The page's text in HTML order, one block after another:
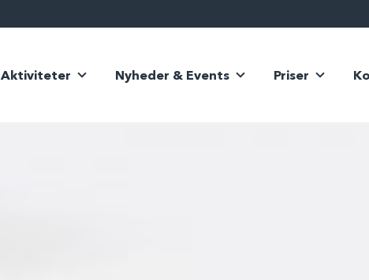
Aktiviteter Nyheder & Events Priser